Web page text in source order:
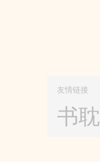
友情链接
书耽